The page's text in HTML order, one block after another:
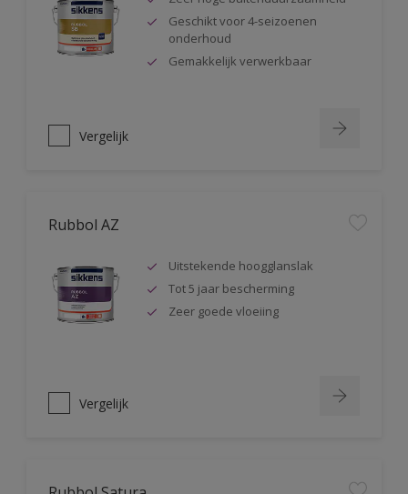
Geschikt voor 4-seizoenen
onderhoud
Gemakkelijk verwerkbaar
Vergelijk
Rubbol AZ
Uitstekende hoogglanslak
Tot 5 jaar bescherming
Zeer goede vloeiing
Vergelijk